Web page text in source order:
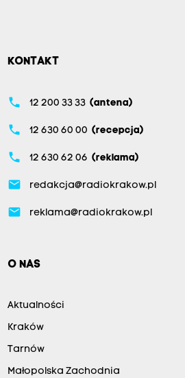
KONTAKT
phone 12 200 33 33 (antena)
phone 12 630 60 00 (recepcja)
phone 12 630 62 06 (reklama)
email redakcja@radiokrakow.pl
email reklama@radiokrakow.pl
O NAS
Aktualności
Kraków
Tarnów
Małopolska Zachodnia